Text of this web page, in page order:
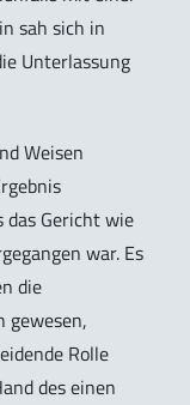
sah sich in
Unterlassung
Weisen
das Gericht wie
war. Es
die
gewesen,
Rolle
des einen